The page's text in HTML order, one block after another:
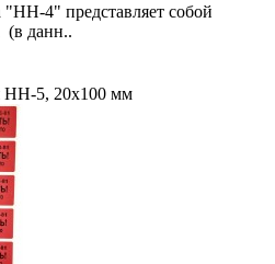
4" представляет собой
(в данн..
НН-5, 20x100 мм